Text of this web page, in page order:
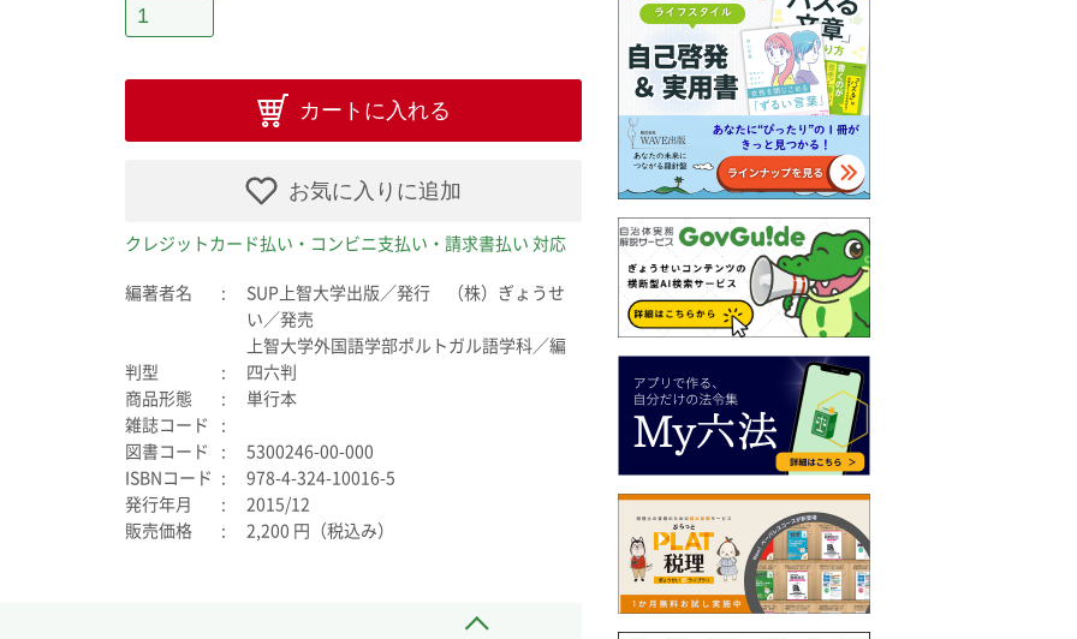
カートに入れる
お気に入りに追加
クレジットカード払い・コンビニ支払い・請求書払い 対応
編著者名
SUP上智大学出版／発行 （株）ぎょうせ
い／発売
上智大学外国語学部ポルトガル語学科／編
判型
四六判
商品形態
単行本
雑誌コード
図書コード
5300246-00-000
ISBNコード
978-4-324-10016-5
発行年月
2015/12
販売価格
2,200 円（税込み）